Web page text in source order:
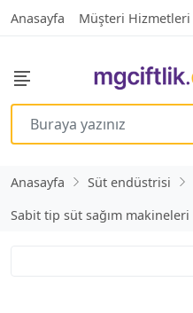
Anasayfa Müşteri Hizmetleri
Anasayfa Süt endüstrisi
Sabit tip süt sağım makineleri